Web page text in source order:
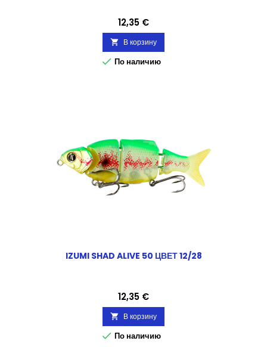
Цена
12,35 €
 В корзину
 По наличию
IZUMI SHAD ALIVE 50 ЦВЕТ 12/28
Цена
12,35 €
 В корзину
 По наличию